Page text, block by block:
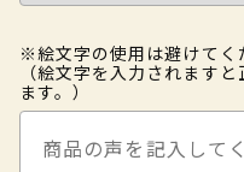
※絵文字の使用は避けてく
（絵文字を入力されます
ます。）